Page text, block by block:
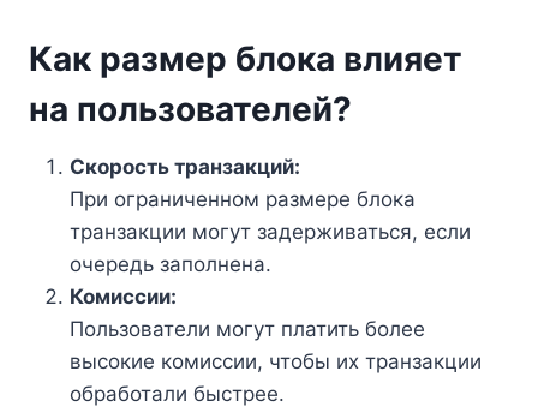
Как размер блока влияет
на пользователей?
Скорость транзакций:
При ограниченном размере блока
транзакции могут задерживаться, если
очередь заполнена.
Комиссии:
Пользователи могут платить более
высокие комиссии, чтобы их транзакции
обработали быстрее.